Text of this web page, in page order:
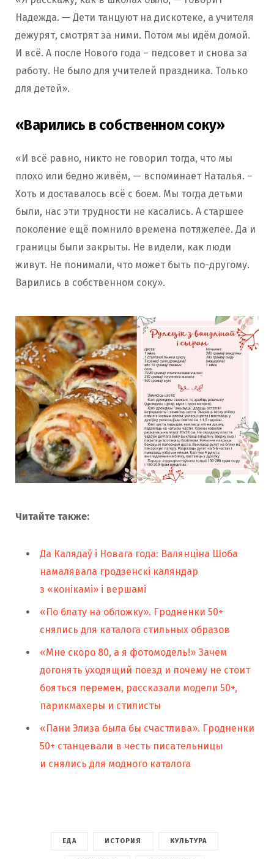
Надежда. — Дети танцуют на дискотеке, а учителя
дежурят, смотрят за ними. Потом мы идём домой.
И всё. А после Нового года – педсовет и снова за
работу. Не было для учителей праздника. Только
для детей».
«Варились в собственном соку»
«И всё равно, никто не говорил тогда, что мы
плохо или бедно живём, — вспоминает Наталья. –
Хоть и доставалось всё с боем. Мы тогда детьми
были, нас эти трудности не касались. А старшее
поколение ещё помнило времена потяжелее. Да и
границы были закрыты. Не видели, как люди
живут. Не понимали, что может быть по-другому.
Варились в собственном соку».
Читайте также:
Да Калядаў і Новага года: Валянціна Шоба
намалявала гродзенскі каляндар
з «конікамі» і вершамі
«По блату на обложку». Гродненки 50+
снялись для каталога стильных образов
«Мне скоро 80, а я фотомодель!» Зачем
догонять уходящий поезд и почему не стоит
бояться перемен, рассказали модели 50+,
парикмахеры и стилисты
«Пани Элиза была бы счастлива». Гродненки
50+ станцевали в честь писательницы
и снялись для модного каталога
ЕДА ИСТОРИЯ КУЛЬТУРА